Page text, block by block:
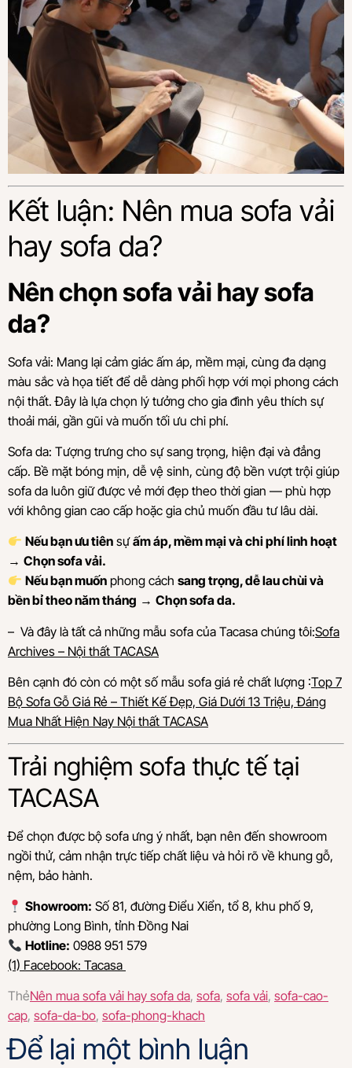
Kết luận: Nên mua sofa vải
hay sofa da?
Nên chọn sofa vải hay sofa
da?
Sofa vải: Mang lại cảm giác ấm áp, mềm mại, cùng đa dạng
màu sắc và họa tiết để dễ dàng phối hợp với mọi phong cách
nội thất. Đây là lựa chọn lý tưởng cho gia đình yêu thích sự
thoải mái, gần gũi và muốn tối ưu chi phí.
Sofa da: Tượng trưng cho sự sang trọng, hiện đại và đẳng
cấp. Bề mặt bóng mịn, dễ vệ sinh, cùng độ bền vượt trội giúp
sofa da luôn giữ được vẻ mới đẹp theo thời gian — phù hợp
với không gian cao cấp hoặc gia chủ muốn đầu tư lâu dài.
Nếu bạn ưu tiên sựấm áp, mềm mại và chi phí linh hoạt
→ Chọn sofa vải.
Nếu bạn muốn phong cáchsang trọng, dễ lau chùi và
bền bỉ theo năm tháng → Chọn sofa da.
– Và đây là tất cả những mẫu sofa của Tacasa chúng tôi:Sofa
Archives – Nội thất TACASA
Bên cạnh đó còn có một số mẫu sofa giá rẻ chất lượng :Top 7
Bộ Sofa Gỗ Giá Rẻ – Thiết Kế Đẹp, Giá Dưới 13 Triệu, Đáng
Mua Nhất Hiện Nay Nội thất TACASA
Trải nghiệm sofa thực tế tại
TACASA
Để chọn được bộ sofa ưng ý nhất, bạn nên đến showroom
ngồi thử, cảm nhận trực tiếp chất liệu và hỏi rõ về khung gỗ,
nệm, bảo hành.
Showroom: Số 81, đường Điểu Xiển, tổ 8, khu phố 9,
phường Long Bình, tỉnh Đồng Nai
Hotline: 0988 951 579
(1) Facebook: Tacasa
ThẻNên mua sofa vải hay sofa da, sofa, sofa vải, sofa-cao-
cap, sofa-da-bo, sofa-phong-khach
Để lại một bình luận